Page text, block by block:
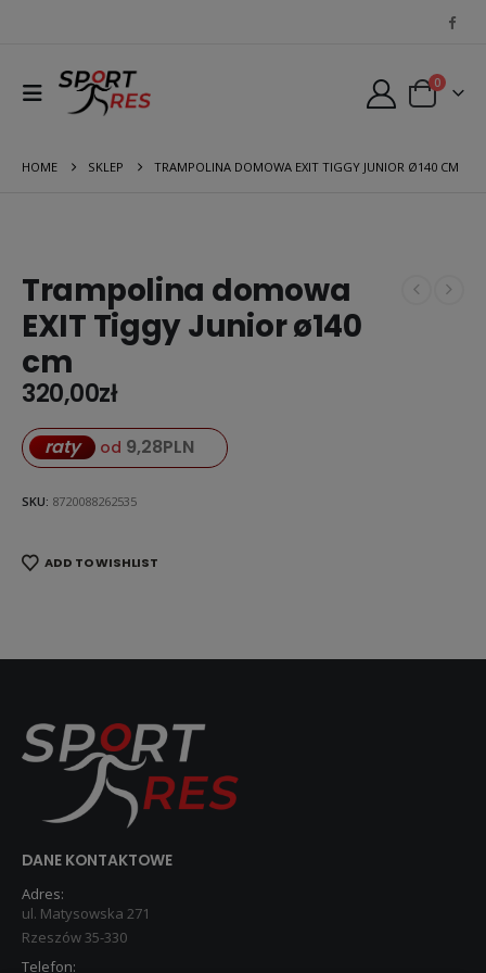
0
HOME SKLEP TRAMPOLINA DOMOWA EXIT TIGGY JUNIOR Ø140 CM
Trampolina domowa
EXIT Tiggy Junior ø140
cm
320,00zł
raty od 9,28PLN
SKU: 8720088262535
ADD TO WISHLIST
DANE KONTAKTOWE
Adres:
ul. Matysowska 271
Rzeszów 35-330
Telefon: